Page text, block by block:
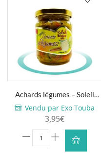
200g
Achards légumes – Soleil
Réunion – 170g
Vendu par Exo Touba
3,95€
quantité
de